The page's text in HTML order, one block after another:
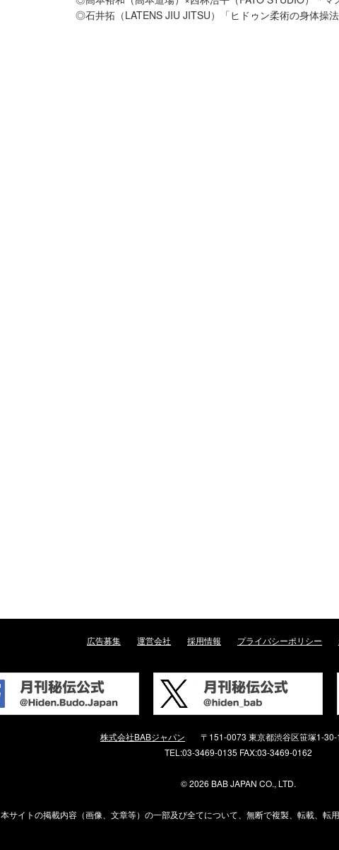
◎石井拓（LATENS JIU JITSU）「ヒドゥン柔術の身体操
広告募集 運営会社 採用情報 プライバシーポリシー
株式会社BABジャパン
〒151-0073 東京都渋谷区笹塚1-30-
TEL:03-3469-0135 FAX:03-3469-0162
©2026 BAB JAPAN CO., LTD.
本サイトの掲載内容（画像、文章等）の一部及び全てについて、無断で複製、転載、転